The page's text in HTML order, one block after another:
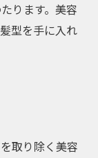
ります。美容
型を手に入れ
取り除く美容